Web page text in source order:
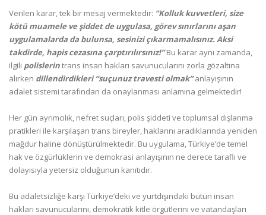
Verilen karar, tek bir mesaj vermektedir: “Kolluk kuvvetleri, size
kötü muamele ve şiddet de uygulasa, görev sınırlarını aşan
uygulamalarda da bulunsa, sesinizi çıkarmamalısınız. Aksi
takdirde, hapis cezasına çarptırılırsınız!”Bu karar aynı zamanda,
ilgili polislerintrans insan hakları savunucularını zorla gözaltına
alırken dillendirdikleri “suçunuz travesti olmak”anlayışının
adalet sistemi tarafından da onaylanması anlamına gelmektedir!
Her gün ayrımcılık, nefret suçları, polis şiddeti ve toplumsal dışlanma
pratikleri ile karşılaşan trans bireyler, haklarını aradıklarında yeniden
mağdur haline dönüştürülmektedir. Bu uygulama, Türkiye’de temel
hak ve özgürlüklerin ve demokrasi anlayışının ne derece taraflı ve
dolayısıyla yetersiz olduğunun kanıtıdır.
Bu adaletsizliğe karşı Türkiye’deki ve yurtdışındaki bütün insan
hakları savunucularını, demokratik kitle örgütlerini ve vatandaşları